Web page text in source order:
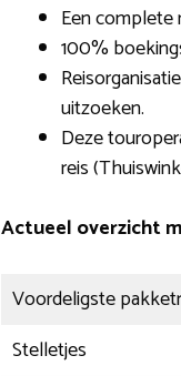
Een complete
100%
uitzoeken.
Deze
reis
Actueel overzicht
Voordeligste
Stelletjes